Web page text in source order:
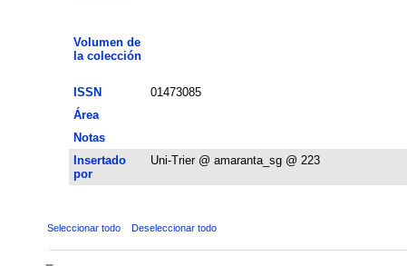
Volumen de
la colección
ISSN 01473085
Área
Notas
Insertado
por
Uni-Trier @ amaranta_sg @ 223
Seleccionar todo Deseleccionar todo